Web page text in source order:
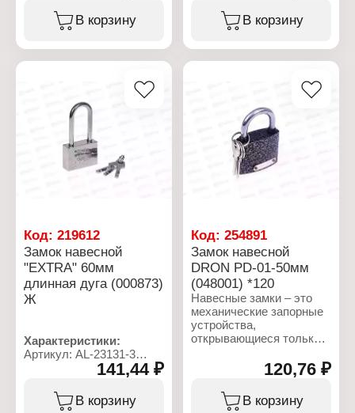
Модель: PD-01
Вид: навесной
В корзину
пространства между
комнатами, исходя из
либо для уменьшения
зафиксировав одну из
двух створок, либо для
расширения проема,
разблокировав и открыв
зафиксированную
створку.
Характеристики:
Материал: металл
В корзину
Код: 219612
Замок навесной
"EXTRA" 60мм
длинная дуга (000873)
Ж
Характеристики:
Артикул: AL-23131-3
Серия: "Extra"
Вид: навесной
Материал: нержавеющая
141,44 ₽
В корзину
Код:254891
Замок навесной
DRON PD-01-50мм
(048001) *120
Навесные замки – это
механические запорные
устройства,
открывающиеся только
навесной замок – это
высокотехнологичное
устройство, способное
обеспечить сохранность
120,76 ₽
В корзину